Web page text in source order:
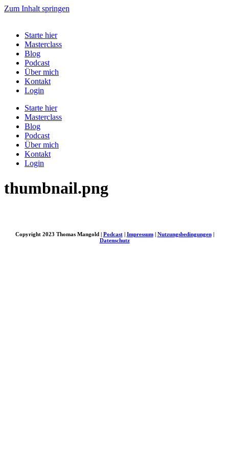
Zum Inhalt springen
Starte hier
Masterclass
Blog
Podcast
Über mich
Kontakt
Login
Starte hier
Masterclass
Blog
Podcast
Über mich
Kontakt
Login
thumbnail.png
Copyright 2023 Thomas Mangold | Podcast| Impressum| Nutzungsbedingungen|
Datenschutz